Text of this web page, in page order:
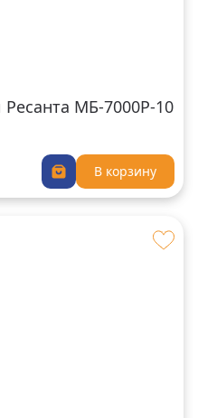
МБ-7000Р-10
В корзину